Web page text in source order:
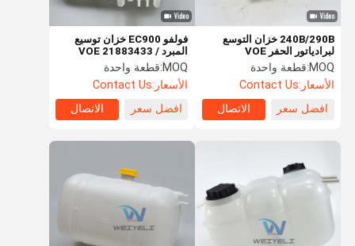
فولفو EC900 خزان توسيع
المبرد VOE 21883433 /
22430043 / 22821826 /
21360161
MOQ: قطعة واحدة
الأسعار:Contact Us
افضل سعر
الاتصال
240B/290B خزان التوسع
لبرادياتور الحفر VOE
1110211/17214674/11110410/4804536
MOQ: قطعة واحدة
الأسعار:Contact Us
افضل سعر
الاتصال